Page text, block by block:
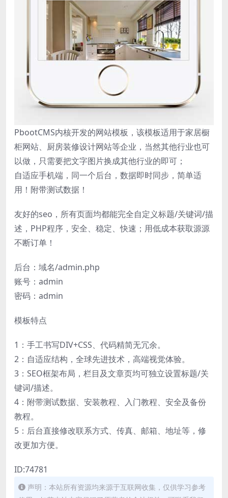
PbootCMS内核开发的网站模板，该模板适用于家居橱
柜网站、厨房装修设计网站等企业，当然其他行业也可
以做，只需要把文字图片换成其他行业的即可；
自适应手机端，同一个后台，数据即时同步，简单适
用！附带测试数据！
友好的seo，所有页面均都能完全自定义标题/关键词/描
述，PHP程序，安全、稳定、快速；用低成本获取源源
不断订单！
后台：域名/admin.php
账号：admin
密码：admin
模板特点
1：手工书写DIV+CSS、代码精简无冗余。
2：自适应结构，全球先进技术，高端视觉体验。
3：SEO框架布局，栏目及文章页均可独立设置标题/关
键词/描述。
4：附带测试数据、安装教程、入门教程、安全及备份
教程。
5：后台直接修改联系方式、传真、邮箱、地址等，修
改更加方便。
ID:74781
声明：本站所有资源均来源于互联网收集，仅供学习参考